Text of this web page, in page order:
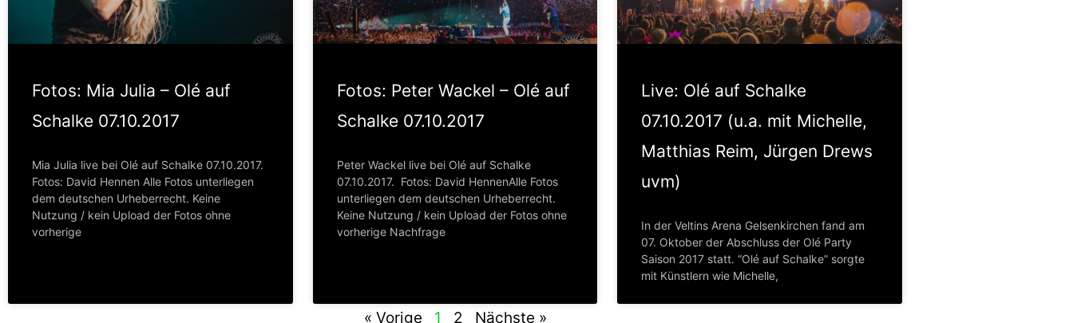
Fotos: Mia Julia – Olé auf
Schalke 07.10.2017
Mia Julia live bei Olé auf Schalke 07.10.2017.
Fotos: David Hennen Alle Fotos unterliegen
dem deutschen Urheberrecht. Keine
Nutzung / kein Upload der Fotos ohne
vorherige
Fotos: Peter Wackel – Olé auf
Schalke 07.10.2017
Peter Wackel live bei Olé auf Schalke
07.10.2017. Fotos: David HennenAlle Fotos
unterliegen dem deutschen Urheberrecht.
Keine Nutzung / kein Upload der Fotos ohne
vorherige Nachfrage
Live: Olé auf Schalke
07.10.2017 (u.a. mit Michelle,
Matthias Reim, Jürgen Drews
uvm)
In der Veltins Arena Gelsenkirchen fand am
07. Oktober der Abschluss der Olé Party
Saison 2017 statt. “Olé auf Schalke” sorgte
mit Künstlern wie Michelle,
« Vorige 1 2 Nächste »